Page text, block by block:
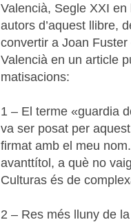
Valencià, Segle XXI en
autors d’aquest llibre,
convertir a Joan
Valencià en un article
matisacions:
1 – El terme «guardia
va ser posat per
firmat amb el meu
avanttítol, a què no
Culturas és de
2 – Res més lluny de